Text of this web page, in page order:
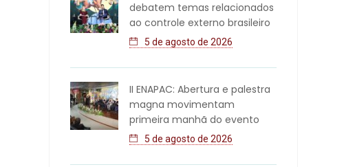
debatem temas relacionados
ao controle externo brasileiro
5 de agosto de 2026
II ENAPAC: Abertura e palestra
magna movimentam
primeira manhã do evento
5 de agosto de 2026